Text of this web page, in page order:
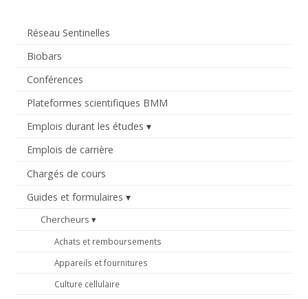
Réseau Sentinelles
Biobars
Conférences
Plateformes scientifiques BMM
Emplois durant les études
Emplois de carrière
Chargés de cours
Guides et formulaires
Chercheurs
Achats et remboursements
Appareils et fournitures
Culture cellulaire